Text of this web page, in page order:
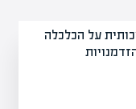
על הכלכלה